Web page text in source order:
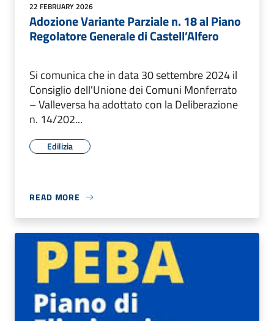
22 FEBRUARY 2026
Adozione Variante Parziale n. 18 al Piano
Regolatore Generale di Castell’Alfero
Si comunica che in data 30 settembre 2024 il
Consiglio dell'Unione dei Comuni Monferrato
– Valleversa ha adottato con la Deliberazione
n. 14/202...
Edilizia
READ MORE